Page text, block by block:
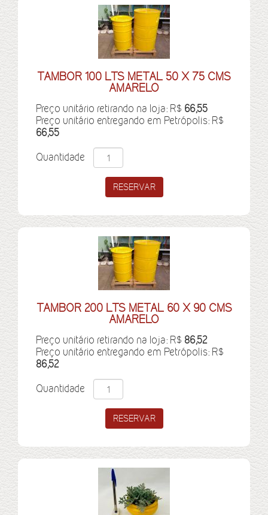
TAMBOR 100 LTS METAL 50 X 75 CMS
AMARELO
Preço unitário retirando na loja: R$ 66,55
Preço unitário entregando em Petrópolis: R$
66,55
Quantidade
TAMBOR 200 LTS METAL 60 X 90 CMS
AMARELO
Preço unitário retirando na loja: R$ 86,52
Preço unitário entregando em Petrópolis: R$
86,52
Quantidade